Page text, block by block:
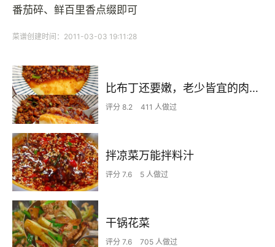
番茄碎、鲜百里香点缀即可
菜谱创建时间：2011-03-03 19:11:28
比布丁还要嫩，老少皆宜的肉沫蒸蛋
评分 8.2 411 人做过
拌凉菜万能拌料汁
评分 7.6 5 人做过
干锅花菜
评分 7.6 705 人做过